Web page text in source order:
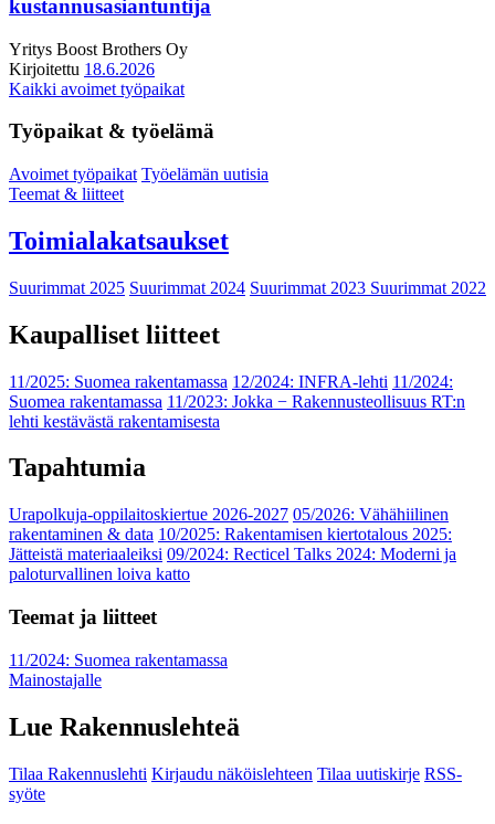
kustannusasiantuntija
Yritys Boost Brothers Oy
Kirjoitettu 18.6.2026
Kaikki avoimet työpaikat
Työpaikat & työelämä
Avoimet työpaikat Työelämän uutisia
Teemat & liitteet
Toimialakatsaukset
Suurimmat 2025 Suurimmat 2024 Suurimmat 2023 Suurimmat 2022
Kaupalliset liitteet
11/2025: Suomea rakentamassa 12/2024: INFRA-lehti 11/2024:
Suomea rakentamassa 11/2023: Jokka − Rakennusteollisuus RT:n
lehti kestävästä rakentamisesta
Tapahtumia
Urapolkuja-oppilaitoskiertue 2026-2027 05/2026: Vähähiilinen
rakentaminen & data 10/2025: Rakentamisen kiertotalous 2025:
Jätteistä materiaaleiksi 09/2024: Recticel Talks 2024: Moderni ja
paloturvallinen loiva katto
Teemat ja liitteet
11/2024: Suomea rakentamassa
Mainostajalle
Lue Rakennuslehteä
Tilaa Rakennuslehti Kirjaudu näköislehteen Tilaa uutiskirje RSS-
syöte